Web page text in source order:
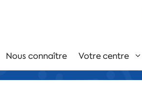
Nous connaître Votre centre